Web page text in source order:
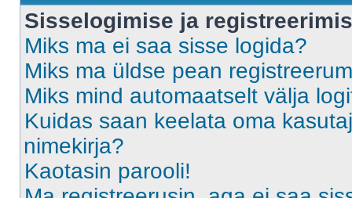
Sisselogimise ja
Miks ma ei saa sisse logida?
Miks ma üldse pean
Miks mind automaatselt välja
Kuidas saan keelata oma
nimekirja?
Kaotasin parooli!